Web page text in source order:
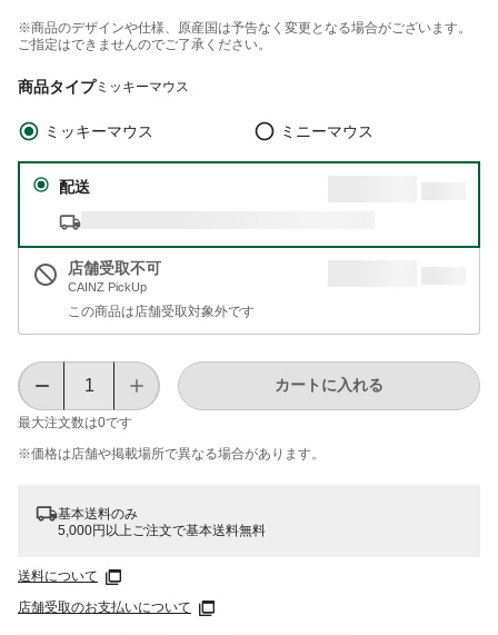
※商品のデザインや仕様、原産国は予告なく変更となる場合がございます。
ご指定はできませんのでご了承ください。
商品タイプミッキーマウス
ミッキーマウス ミニーマウス
配送
店舗受取不可
CAINZ PickUp
この商品は店舗受取対象外です
最大注文数は0です
カートに入れる
※価格は​店舗や​掲載場所で​異なる​場合が​あります。
基本送料のみ
5,000円以上ご注文で基本送料無料
送料について
店舗受取のお支払いについて